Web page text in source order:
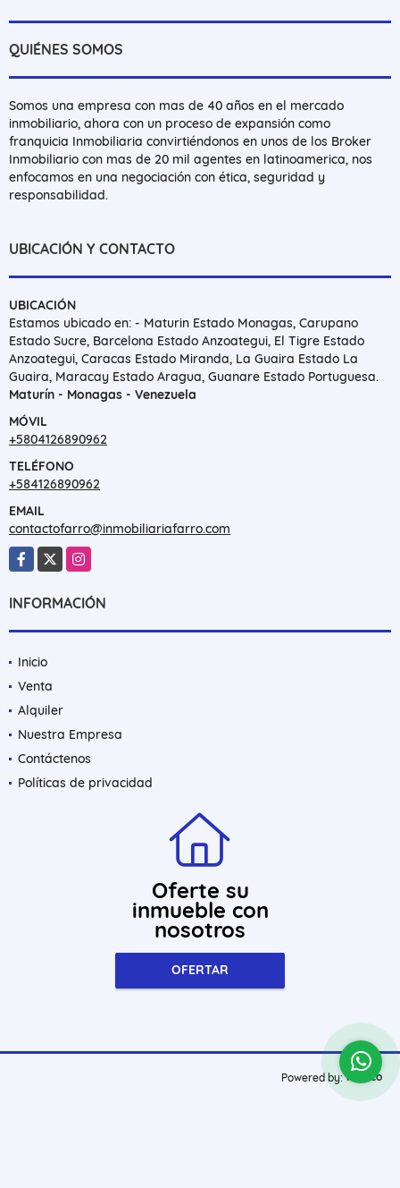
QUIÉNES SOMOS
Somos una empresa con mas de 40 años en el mercado
inmobiliario, ahora con un proceso de expansión como
franquicia Inmobiliaria convirtiéndonos en unos de los Broker
Inmobiliario con mas de 20 mil agentes en latinoamerica, nos
enfocamos en una negociación con ética, seguridad y
responsabilidad.
UBICACIÓN Y CONTACTO
UBICACIÓN
Estamos ubicado en: - Maturin Estado Monagas, Carupano
Estado Sucre, Barcelona Estado Anzoategui, El Tigre Estado
Anzoategui, Caracas Estado Miranda, La Guaira Estado La
Guaira, Maracay Estado Aragua, Guanare Estado Portuguesa.
Maturín - Monagas - Venezuela
MÓVIL
+5804126890962
TELÉFONO
+584126890962
EMAIL
contactofarro@inmobiliariafarro.com
Facebook
X Instagram
INFORMACIÓN
Inicio
Venta
Alquiler
Nuestra Empresa
Contáctenos
Políticas de privacidad
Oferte su
inmueble con
nosotros
OFERTAR
Powered by: wasi.co